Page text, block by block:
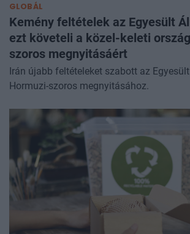
GLOBÁL
Kemény feltételek az Egyesült
ezt követeli a közel-keleti
szoros megnyitásáért
Irán újabb feltételeket szabott az
Hormuzi-szoros megnyitásához.